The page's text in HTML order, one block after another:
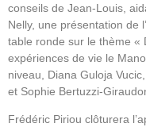
conseils de Jean-Louis,
Nelly, une présentation de
table ronde sur le thème «
expériences de vie le
niveau, Diana Guloja
et Sophie Bertuzzi-
Frédéric Piriou clôturera